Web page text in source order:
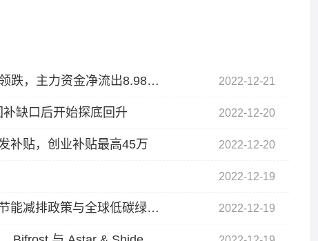
深圳本地股板块12月20日跌1.68%，特发服务领跌，主力资金净流出8.98亿元_天天快看点 2022-12-21
缺口后开始探底回升 2022-12-20
补贴，创业补贴最高45万 2022-12-20
2022-12-19
当前视讯！通宇通讯董秘回复：公司响应国家节能减排政策与全球低碳绿色发展战略，通过建设屋顶光伏，实现企业内部绿色节能 2022-12-19